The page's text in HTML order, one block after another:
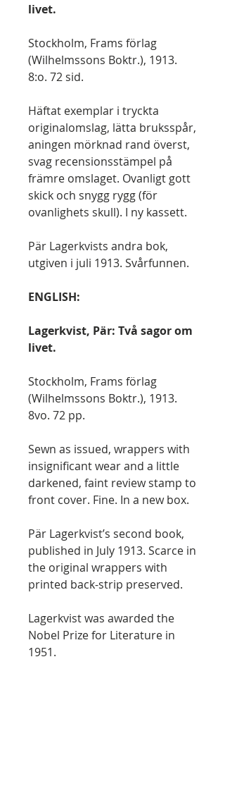
livet.
Stockholm, Frams förlag
(Wilhelmssons Boktr.), 1913.
8:o. 72 sid.
Häftat exemplar i tryckta
originalomslag, lätta bruksspår,
aningen mörknad rand överst,
svag recensionsstämpel på
främre omslaget. Ovanligt gott
skick och snygg rygg (för
ovanlighets skull). I ny kassett.
Pär Lagerkvists andra bok,
utgiven i juli 1913. Svårfunnen.
ENGLISH:
Lagerkvist, Pär: Två sagor om
livet.
Stockholm, Frams förlag
(Wilhelmssons Boktr.), 1913.
8vo. 72 pp.
Sewn as issued, wrappers with
insignificant wear and a little
darkened, faint review stamp to
front cover. Fine. In a new box.
Pär Lagerkvist’s second book,
published in July 1913. Scarce in
the original wrappers with
printed back-strip preserved.
Lagerkvist was awarded the
Nobel Prize for Literature in
1951.